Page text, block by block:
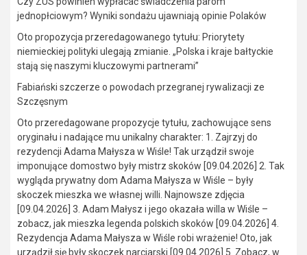
jednopłciowym? Wyniki sondażu ujawniają opinie Polaków
Oto propozycja przeredagowanego tytułu: Priorytety
niemieckiej polityki ulegają zmianie. „Polska i kraje bałtyckie
stają się naszymi kluczowymi partnerami”
Fabiański szczerze o powodach przegranej rywalizacji ze
Szczęsnym
Oto przeredagowane propozycje tytułu, zachowujące sens
oryginału i nadające mu unikalny charakter: 1. Zajrzyj do
rezydencji Adama Małysza w Wiśle! Tak urządził swoje
imponujące domostwo były mistrz skoków [09.04.2026] 2. Tak
wygląda prywatny dom Adama Małysza w Wiśle – były
skoczek mieszka we własnej willi. Najnowsze zdjęcia
[09.04.2026] 3. Adam Małysz i jego okazała willa w Wiśle –
zobacz, jak mieszka legenda polskich skoków [09.04.2026] 4.
Rezydencja Adama Małysza w Wiśle robi wrażenie! Oto, jak
urządził się były skoczek narciarski [09.04.2026] 5. Zobacz, w